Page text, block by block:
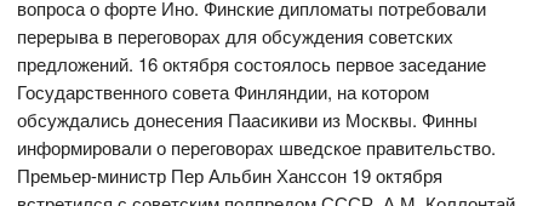
вопроса о форте Ино. Финские дипломаты потребовали
перерыва в переговорах для обсуждения советских
предложений. 16 октября состоялось первое заседание
Государственного совета Финляндии, на котором
обсуждались донесения Паасикиви из Москвы. Финны
информировали о переговорах шведское правительство.
Премьер-министр Пер Альбин Ханссон 19 октября